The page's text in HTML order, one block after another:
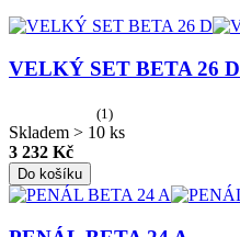
VELKÝ SET BETA 26 D
(1)
Skladem > 10 ks
3 232 Kč
Do košíku